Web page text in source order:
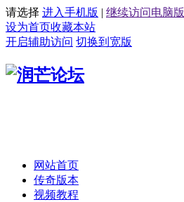
请选择 进入手机版 | 继续访问电脑版
设为首页收藏本站
开启辅助访问 切换到宽版
网站首页
传奇版本
视频教程